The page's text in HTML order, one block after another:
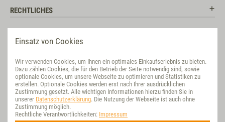
Einsatz von Cookies
Wir verwenden Cookies, um Ihnen ein optimales Einkaufserlebnis zu bieten.
Dazu zählen Cookies, die für den Betrieb der Seite notwendig sind, sowie
optionale Cookies, um unsere Webseite zu optimieren und Statistiken zu
erstellen. Optionale Cookies werden erst nach Ihrer ausdrücklichen
Zustimmung gesetzt. Alle wichtigen Informationen hierzu finden Sie in
unserer Datenschutzerklärung. Die Nutzung der Webseite ist auch ohne
Zustimmung möglich.
Rechtliche Verantwortlichkeiten: Impressum
RECHTLICHES
BEWERTUNG
VET-CONCEPT INTERNATIONAL